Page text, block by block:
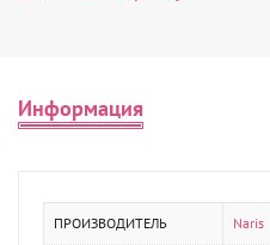
Информация
ПРОИЗВОДИТЕЛЬ Naris